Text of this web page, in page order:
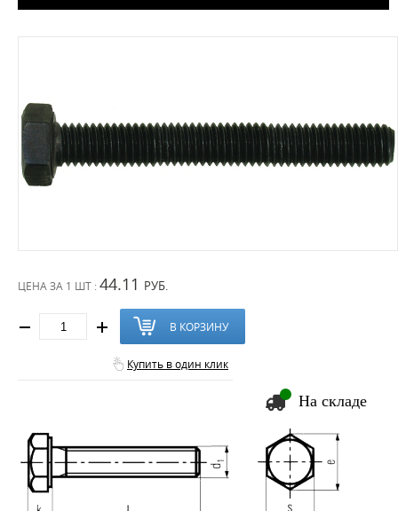
ЦЕНА ЗА 1 ШТ : 44.11 РУБ.
В КОРЗИНУ
Купить в один клик
На складе